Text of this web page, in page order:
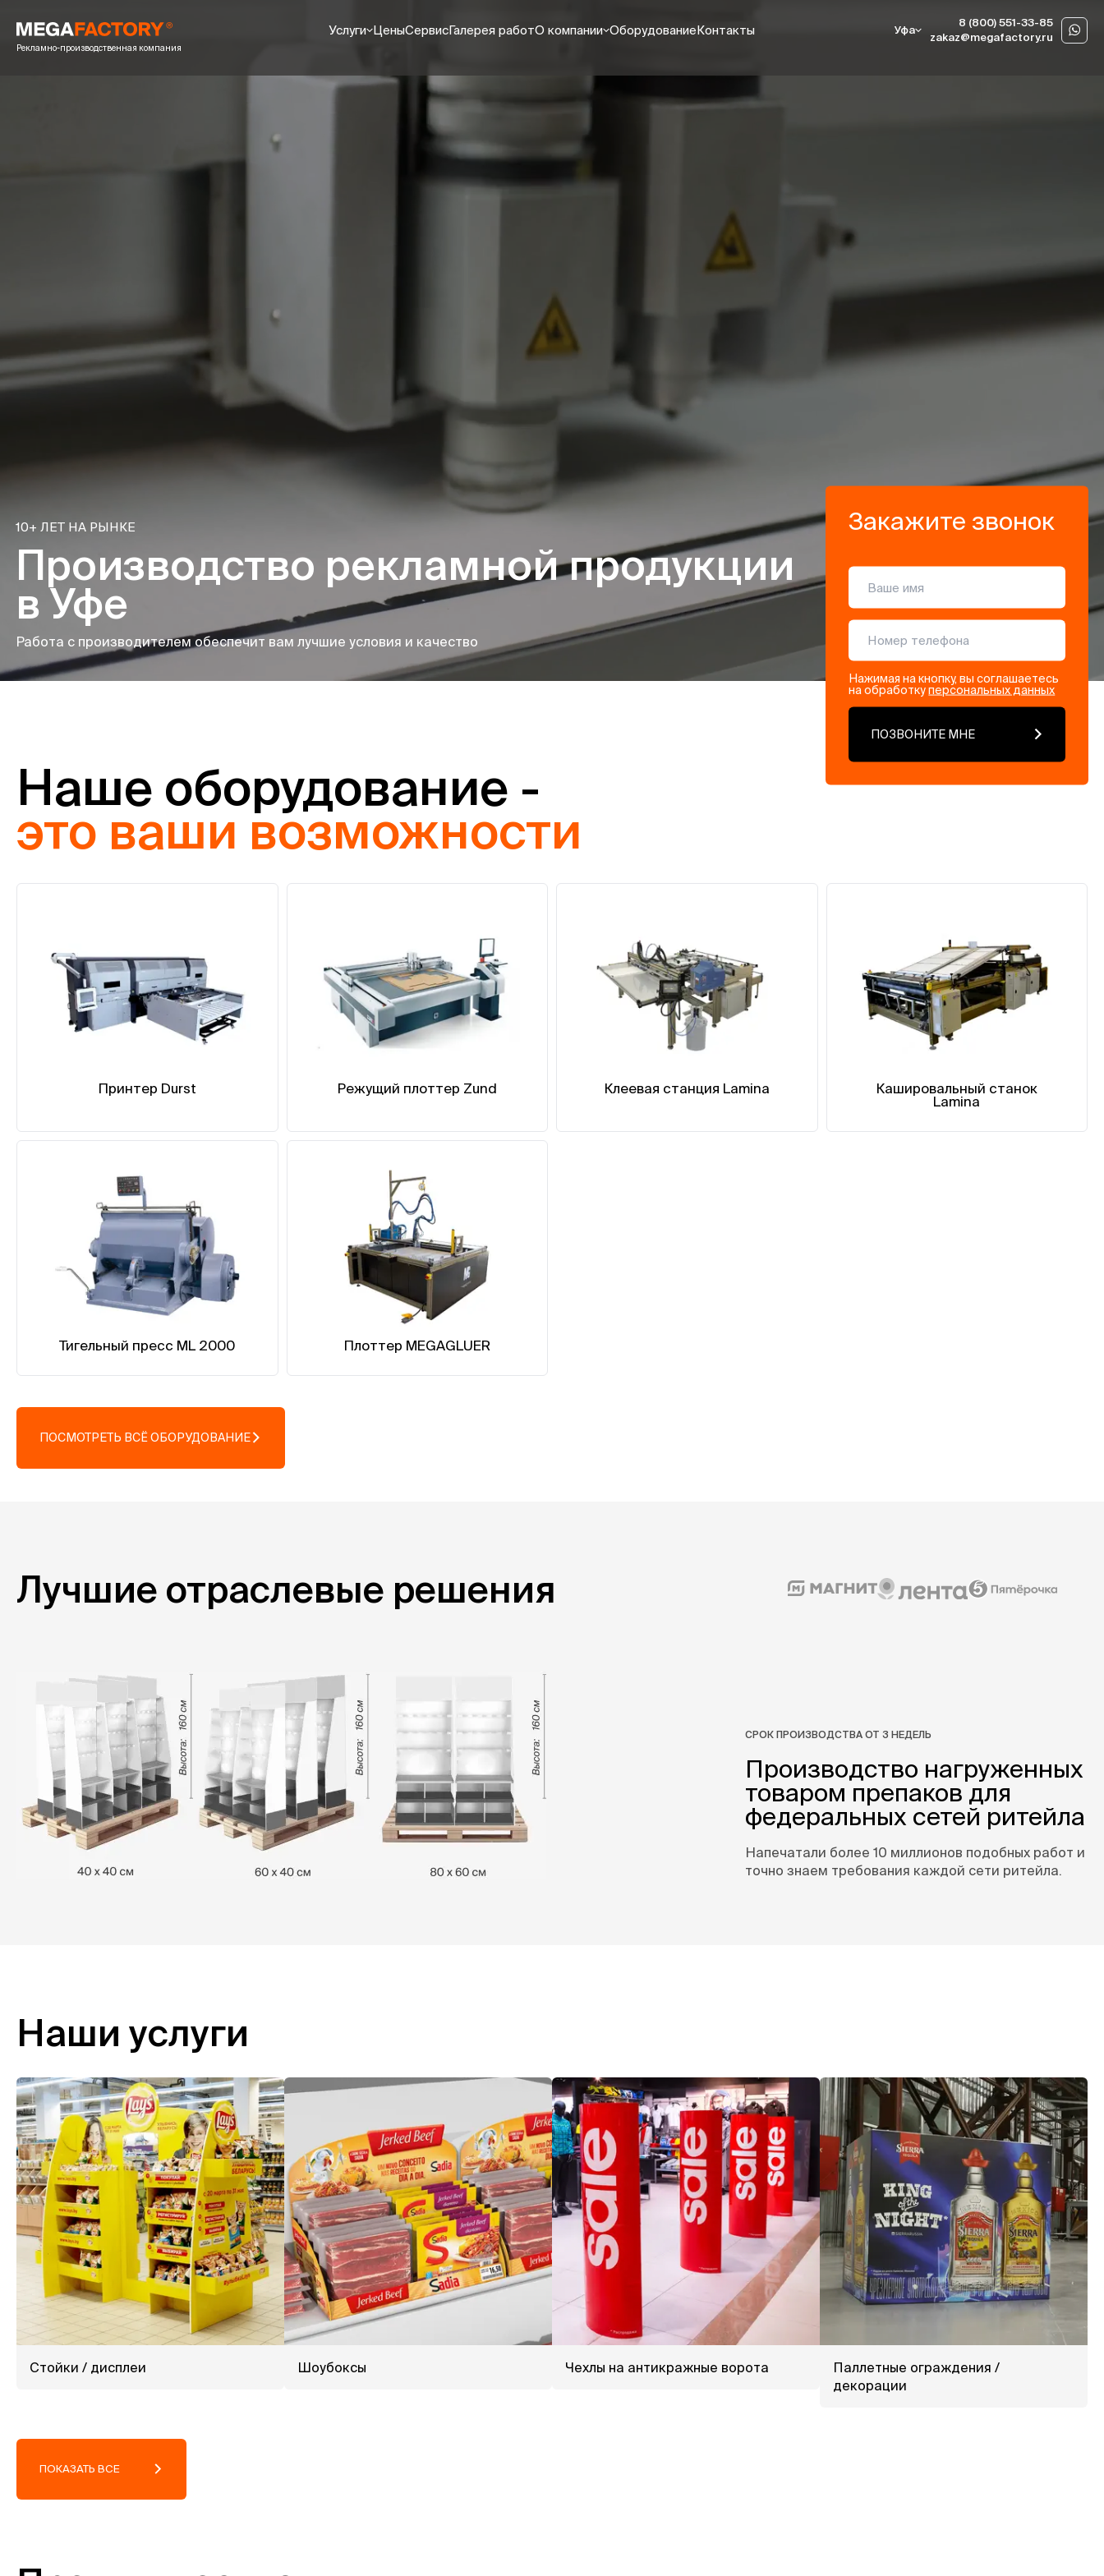
Рекламно-производственная компания
Услуги
Препаки
Палетные декорации
ЦеныСервисГалерея работО компании
Выполненные проекты
Вакансии
ОборудованиеКонтакты Уфа
8 (800) 551-33-85
zakaz@megafactory.ru
10+ ЛЕТ НА РЫНКЕ
Производство рекламной продукции
в Уфе
Работа с производителем обеспечит вам лучшие условия и качество
Закажите звонок
Нажимая на кнопку, вы соглашаетесь
на обработкуперсональных данных
ПОЗВОНИТЕ МНЕ
Наше оборудование -
это ваши возможности
Принтер Durst Режущий плоттер Zund Клеевая станция Lamina
Кашировальный станок
Lamina
Тигельный пресс ML 2000 Плоттер MEGAGLUER
ПОСМОТРЕТЬ ВСЁ ОБОРУДОВАНИЕ
Лучшие отраслевые решения
СРОК ПРОИЗВОДСТВА ОТ 3 НЕДЕЛЬ
Производство нагруженных
товаром препаков для
федеральных сетей ритейла
Напечатали более 10 миллионов подобных работ и
точно знаем требования каждой сети ритейла.
Наши услуги
Cтойки / дисплеи Шоубоксы Чехлы на антикражные ворота
Паллетные ограждения /
декорации
ПОКАЗАТЬ ВСЕ